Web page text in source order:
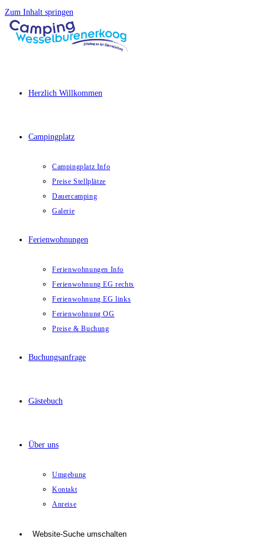
Zum Inhalt springen
Herzlich Willkommen
Campingplatz
Campingplatz Info
Preise Stellplätze
Dauercamping
Galerie
Ferienwohnungen
Ferienwohnungen Info
Ferienwohnung EG rechts
Ferienwohnung EG links
Ferienwohnung OG
Preise & Buchung
Buchungsanfrage
Gästebuch
Über uns
Umgebung
Kontakt
Anreise
Website-Suche umschalten